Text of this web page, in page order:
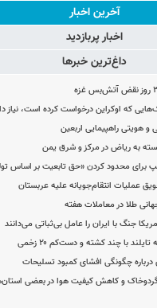
آخرین اخبار
اخبار پربازدید
داغ‌ترین خبرها
که اوکراین درخواست کرده است، نیاز
و هویتی راهپیمایی اربعین
به ریاض در مرکز و شرق یمن
برای محدود کردن «حق تابعیت بر اساس
عملیات انتقام‌جویانه علیه عربستان
جنگ با ایران را عامل بی‌ثباتی می‌دانند
با چند کشته و دست‌کم ۲۰ زخمی
درباره چگونگی افشای کمبود تسلیحات
و کاهش کیفیت هوا در بعضی